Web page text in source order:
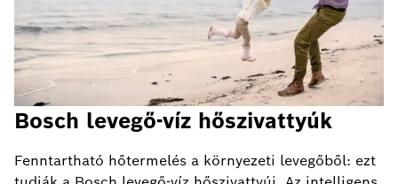
Bosch levegő-víz hőszivattyúk
Fenntartható hőtermelés a környezeti levegőből: ezt